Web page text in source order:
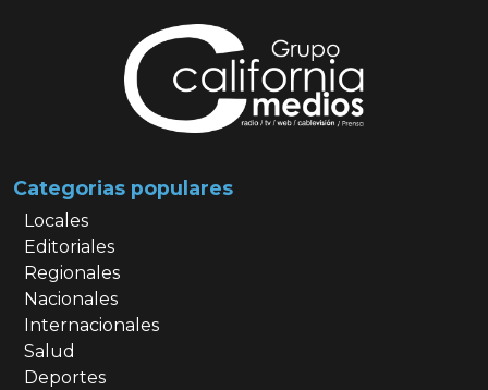
Categorias populares
Locales
Editoriales
Regionales
Nacionales
Internacionales
Salud
Deportes